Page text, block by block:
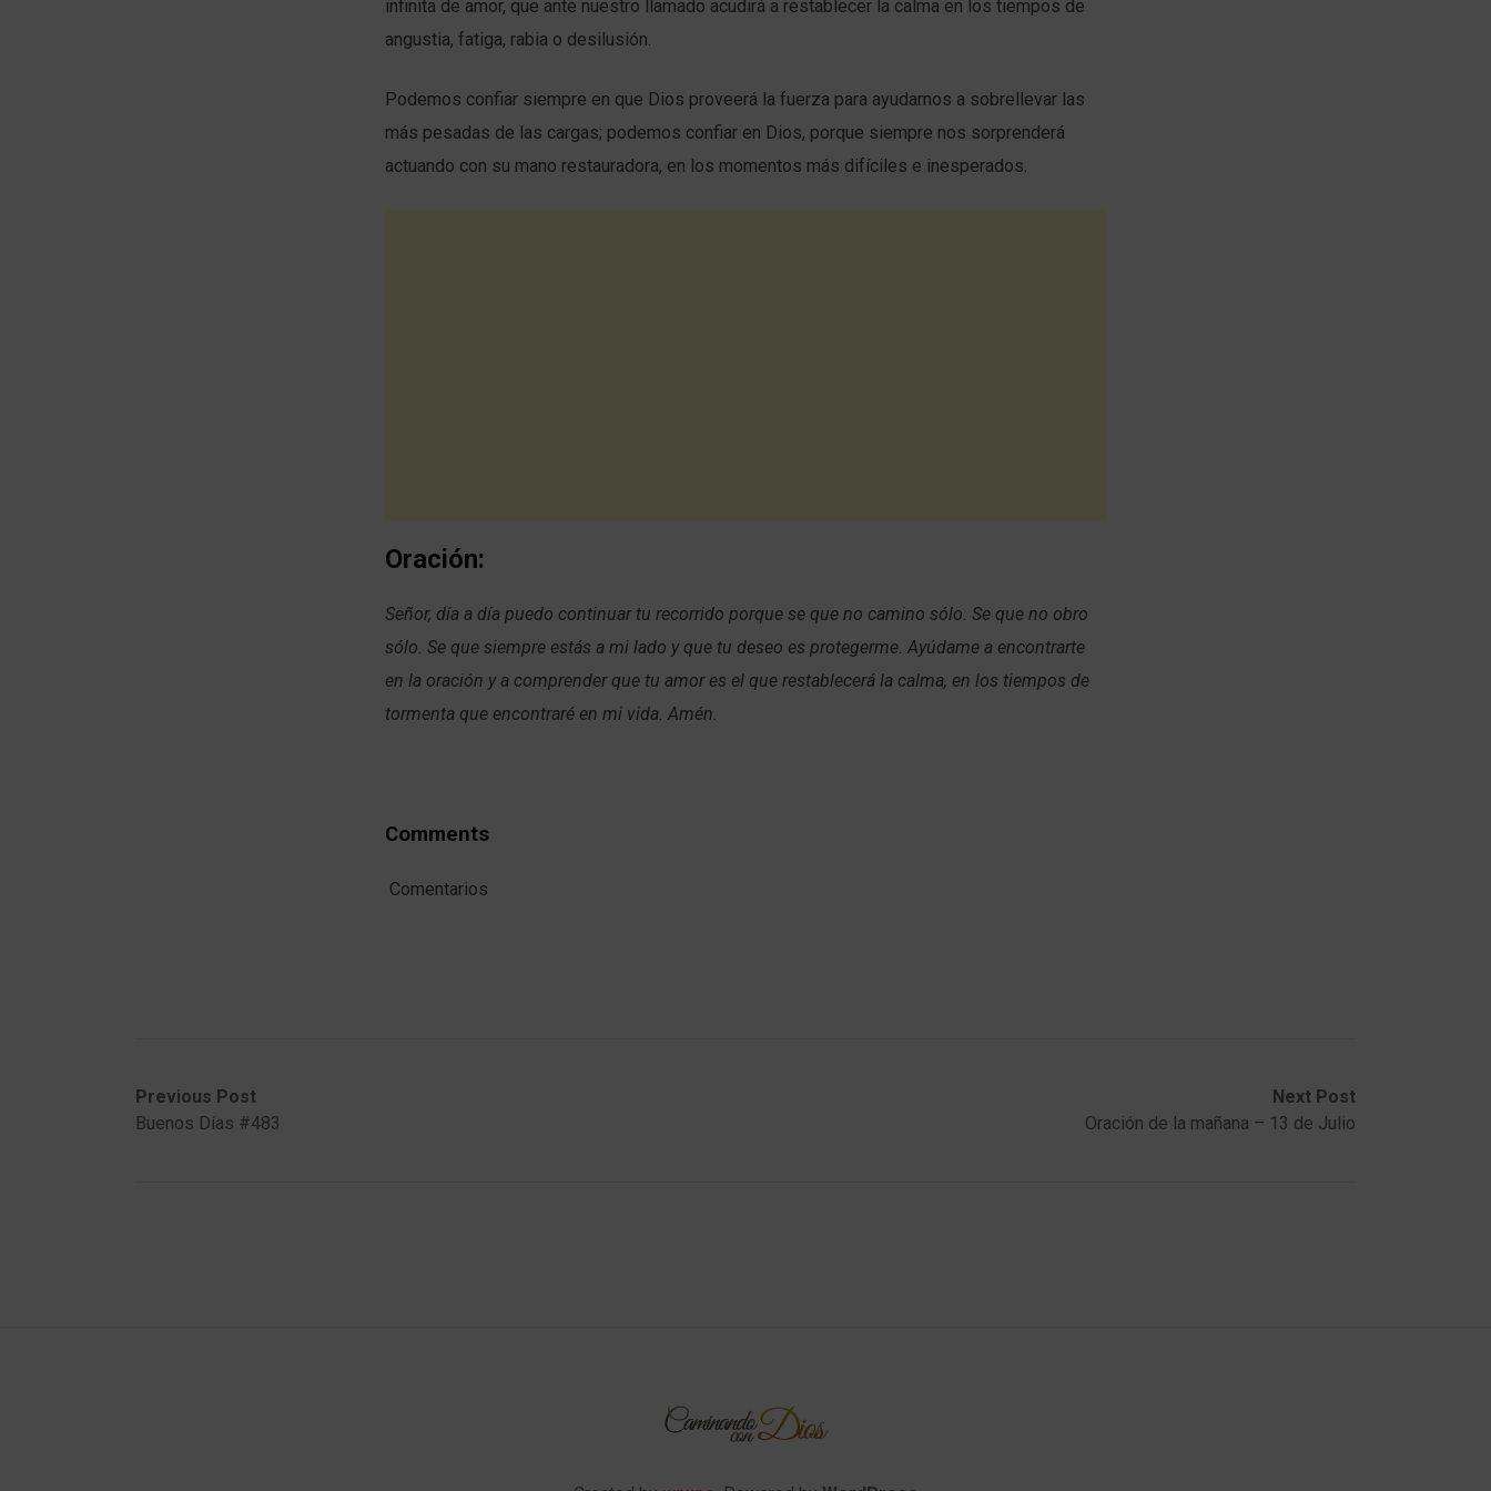
infinita de amor, que ante nuestro llamado acudirá a restablecer la calma en los tiempos de
angustia, fatiga, rabia o desilusión.
Podemos confiar siempre en que Dios proveerá la fuerza para ayudarnos a sobrellevar las
más pesadas de las cargas; podemos confiar en Dios, porque siempre nos sorprenderá
actuando con su mano restauradora, en los momentos más difíciles e inesperados.
Oración:
Señor, día a día puedo continuar tu recorrido porque se que no camino sólo. Se que no obro
sólo. Se que siempre estás a mi lado y que tu deseo es protegerme. Ayúdame a encontrarte
en la oración y a comprender que tu amor es el que restablecerá la calma, en los tiempos de
tormenta que encontraré en mi vida. Amén.
Comments
Comentarios
Previous Post
Buenos Días #483
Next Post
Oración de la mañana – 13 de Julio